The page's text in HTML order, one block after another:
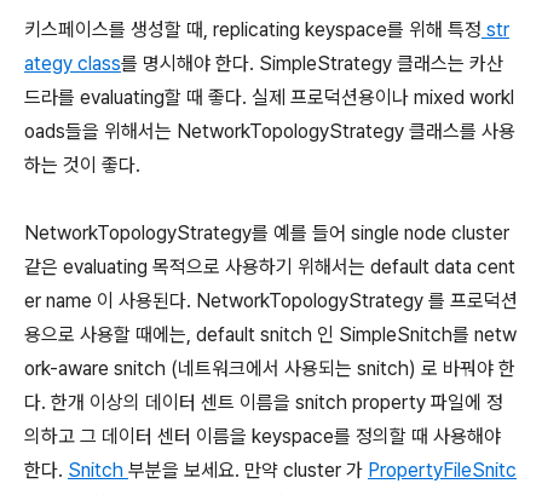
키스페이스를 생성할 때, replicating keyspace를 위해 특정 str
ategy class를 명시해야 한다. SimpleStrategy 클래스는 카산
드라를 evaluating할 때 좋다. 실제 프로덕션용이나 mixed workl
oads들을 위해서는 NetworkTopologyStrategy 클래스를 사용
하는 것이 좋다.
NetworkTopologyStrategy를 예를 들어 single node cluster
같은 evaluating 목적으로 사용하기 위해서는 default data cent
er name 이 사용된다. NetworkTopologyStrategy 를 프로덕션
용으로 사용할 때에는, default snitch 인 SimpleSnitch를 netw
ork-aware snitch (네트워크에서 사용되는 snitch) 로 바꿔야 한
다. 한개 이상의 데이터 센트 이름을 snitch property 파일에 정
의하고 그 데이터 센터 이름을 keyspace를 정의할 때 사용해야
한다. Snitch 부분을 보세요. 만약 cluster 가 PropertyFileSnitc